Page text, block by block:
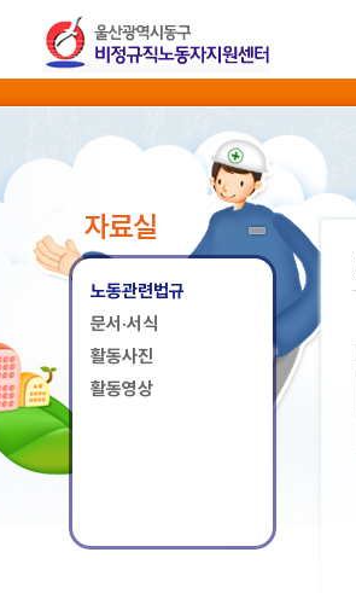
자료실
노동관련법규
문서·서식
활동사진
활동영상